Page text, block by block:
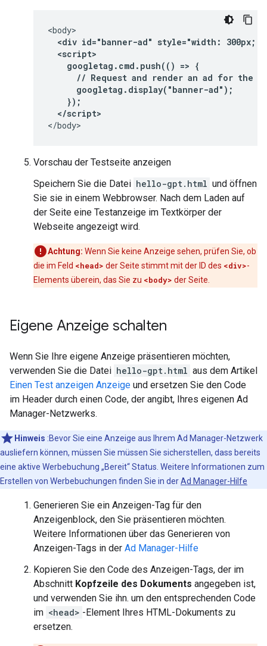
<div id="banner-ad" style="width: 300px;
  <script>
    googletag.cmd.push(() => {
// Request and render an ad for the
      googletag.display("banner-ad");
    });
  </script>
</body>
Vorschau der Testseite anzeigen
Speichern Sie die Datei hello-gpt.html und öffnen
Sie sie in einem Webbrowser. Nach dem Laden auf
der Seite eine Testanzeige im Textkörper der
Webseite angezeigt wird.
Achtung: Wenn Sie keine Anzeige sehen, prüfen Sie, ob
die im Feld <head> der Seite stimmt mit der ID des <div>-
Elements überein, das Sie zu <body> der Seite.
Eigene Anzeige schalten
Wenn Sie Ihre eigene Anzeige präsentieren möchten,
verwenden Sie die Datei hello-gpt.html aus dem Artikel
Einen Test anzeigen Anzeige und ersetzen Sie den Code
im Header durch einen Code, der angibt, Ihres eigenen Ad
Manager-Netzwerks.
Hinweis :Bevor Sie eine Anzeige aus Ihrem Ad Manager-Netzwerk
ausliefern können, müssen Sie müssen Sie sicherstellen, dass bereits
eine aktive Werbebuchung „Bereit“ Status. Weitere Informationen zum
Erstellen von Werbebuchungen finden Sie in derAd Manager-Hilfe
Generieren Sie ein Anzeigen-Tag für den
Anzeigenblock, den Sie präsentieren möchten.
Weitere Informationen über das Generieren von
Anzeigen-Tags in der Ad Manager-Hilfe
Kopieren Sie den Code des Anzeigen-Tags, der im
Abschnitt Kopfzeile des Dokuments angegeben ist,
und verwenden Sie ihn. um den entsprechenden Code
im <head> -Element Ihres HTML-Dokuments zu
ersetzen.